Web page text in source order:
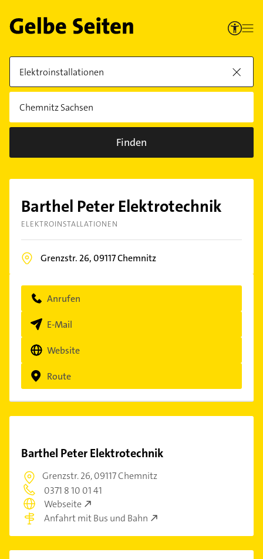
Finden
Barthel Peter Elektrotechnik
ELEKTROINSTALLATIONEN
Grenzstr. 26,09117Chemnitz
Anrufen
E-Mail
Website
Route
Barthel Peter Elektrotechnik
Grenzstr. 26,09117 Chemnitz
0371 8 10 01 41
Webseite
Anfahrt mit Bus und Bahn